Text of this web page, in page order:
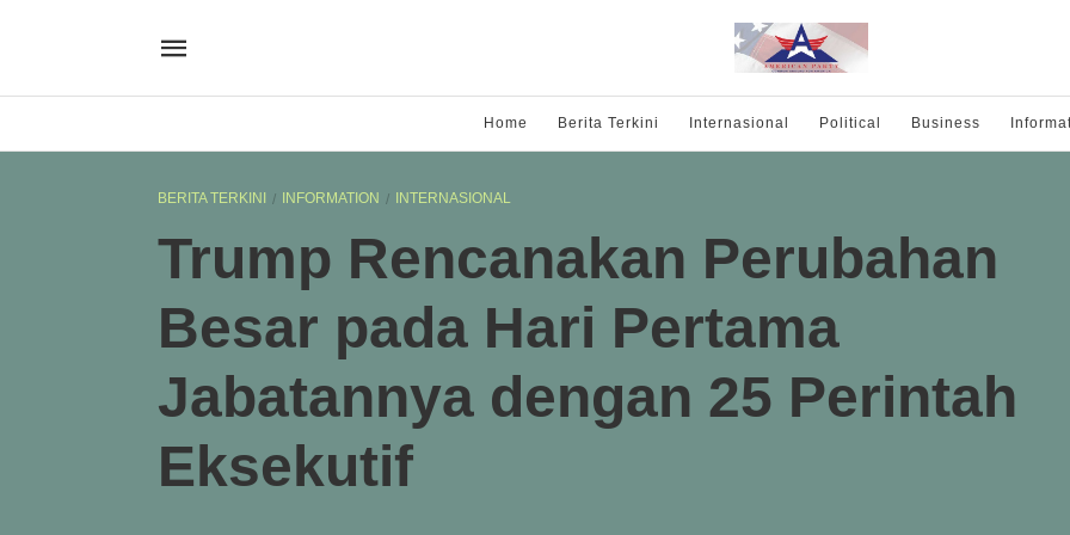
Home Berita Terkini Internasional Political Business
BERITA TERKINI INFORMATION INTERNASIONAL
Trump Rencanakan Perubahan
Besar pada Hari Pertama
Jabatannya dengan 25 Perintah
Eksekutif